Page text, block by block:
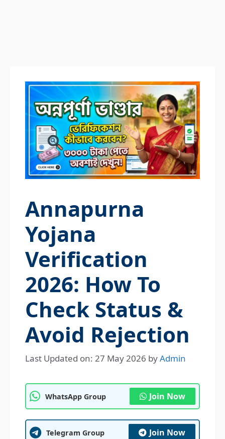
Annapurna
Yojana
Verification
2026: How To
Check Status &
Avoid Rejection
Last Updated on: 27 May 2026 byAdmin
WhatsApp Group Join Now
Telegram Group Join Now